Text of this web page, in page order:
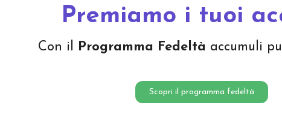
Premiamo i tuoi
Con il Programma Fedeltà accumuli
Scopri il programma fedeltà
bambino in cotone bio "Mare" - col. bianco fantasia